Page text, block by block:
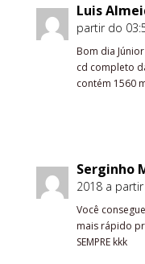
Luis
partir do
Bom dia
cd completo
contém 1560
Serginho
2018 a
Você
mais rápido
SEMPRE kkk